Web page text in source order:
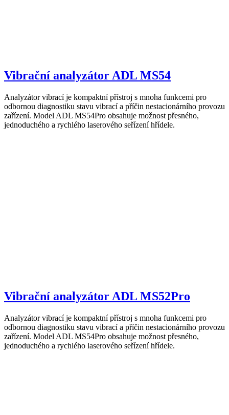
Vibrační analyzátor ADL MS54
Analyzátor vibrací je kompaktní přístroj s mnoha funkcemi pro
odbornou diagnostiku stavu vibrací a příčin nestacionárního provozu
zařízení. Model ADL MS54Pro obsahuje možnost přesného,
jednoduchého a rychlého laserového seřízení hřídele.
Vibrační analyzátor ADL MS52Pro
Analyzátor vibrací je kompaktní přístroj s mnoha funkcemi pro
odbornou diagnostiku stavu vibrací a příčin nestacionárního provozu
zařízení. Model ADL MS54Pro obsahuje možnost přesného,
jednoduchého a rychlého laserového seřízení hřídele.